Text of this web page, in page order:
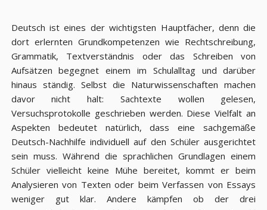
Deutsch ist eines der wichtigsten Hauptfächer, denn die
dort erlernten Grundkompetenzen wie Rechtschreibung,
Grammatik, Textverständnis oder das Schreiben von
Aufsätzen begegnet einem im Schulalltag und darüber
hinaus ständig. Selbst die Naturwissenschaften machen
davor nicht halt: Sachtexte wollen gelesen,
Versuchsprotokolle geschrieben werden. Diese Vielfalt an
Aspekten bedeutet natürlich, dass eine sachgemäße
Deutsch-Nachhilfe individuell auf den Schüler ausgerichtet
sein muss. Während die sprachlichen Grundlagen einem
Schüler vielleicht keine Mühe bereitet, kommt er beim
Analysieren von Texten oder beim Verfassen von Essays
weniger gut klar. Andere kämpfen ob der drei